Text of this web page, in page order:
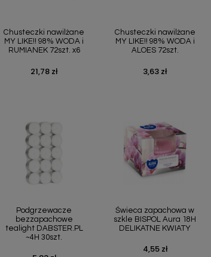
Chusteczki nawilżane
MY LIKE!! 98% WODA i
RUMIANEK 72szt. x6
Cena
21,78 zł
Chusteczki nawilżane
MY LIKE!! 98% WODA i
ALOES 72szt.
Cena
3,63 zł
Podgrzewacze
bezzapachowe
tealight DABSTER.PL
~4H 30szt.
Świeca zapachowa w
szkle BISPOL Aura 18H
DELIKATNE KWIATY
Cena
4,55 zł